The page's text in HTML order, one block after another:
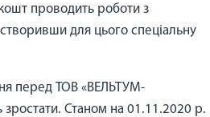
проводить роботи з
створивши для цього спеціальну
ТОВ «ВЕЛЬТУМ-
Станом на 01.11.2020 р.